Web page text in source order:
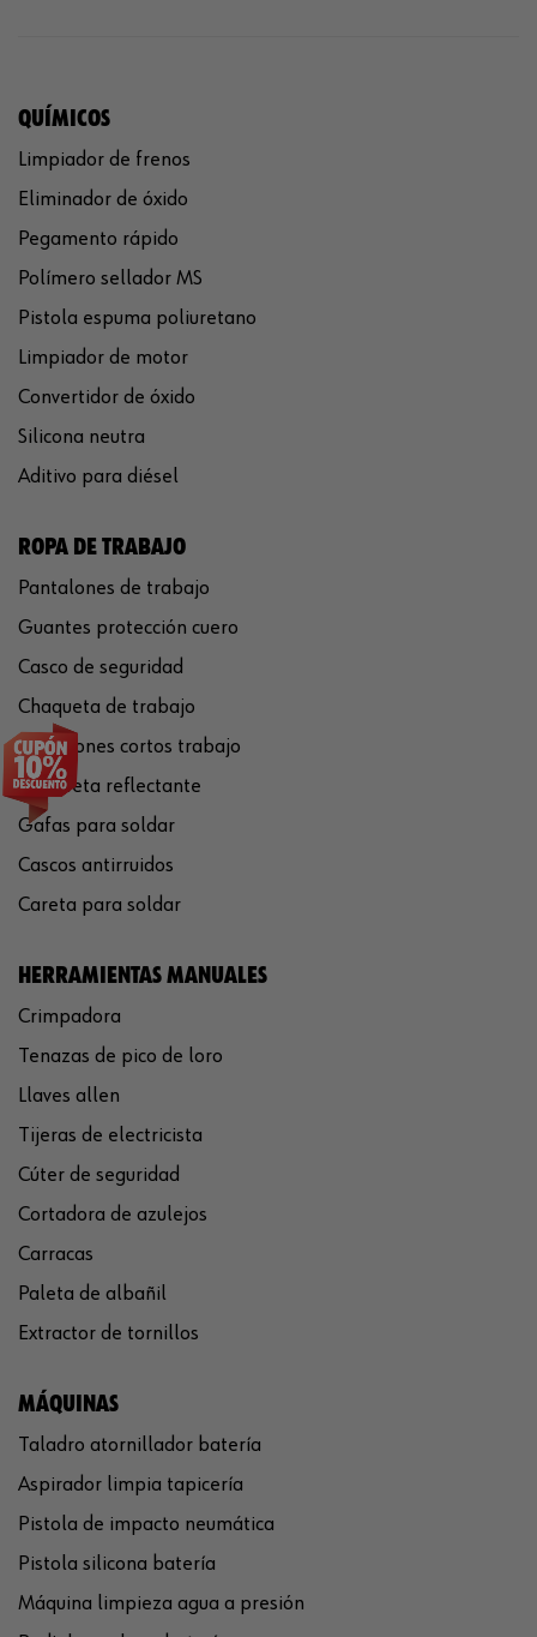
QUÍMICOS
Limpiador de frenos
Eliminador de óxido
Pegamento rápido
Polímero sellador MS
Pistola espuma poliuretano
Limpiador de motor
Convertidor de óxido
Silicona neutra
Aditivo para diésel
ROPA DE TRABAJO
Pantalones de trabajo
Guantes protección cuero
Casco de seguridad
Chaqueta de trabajo
Pantalones cortos trabajo
Chaqueta reflectante
Gafas para soldar
Cascos antirruidos
Careta para soldar
HERRAMIENTAS MANUALES
Crimpadora
Tenazas de pico de loro
Llaves allen
Tijeras de electricista
Cúter de seguridad
Cortadora de azulejos
Carracas
Paleta de albañil
Extractor de tornillos
MÁQUINAS
Taladro atornillador batería
Aspirador limpia tapicería
Pistola de impacto neumática
Pistola silicona batería
Máquina limpieza agua a presión